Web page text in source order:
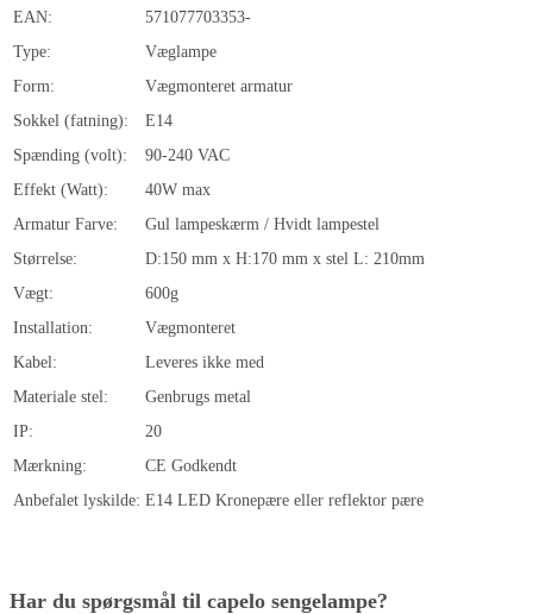
EAN:
571077703353-
Type:
Væglampe
Form:
Vægmonteret armatur
Sokkel (fatning):
E14
Spænding (volt):
90-240 VAC
Effekt (Watt):
40W max
Armatur Farve:
Gul lampeskærm / Hvidt lampestel
Størrelse:
D:150 mm x H:170 mm x stel L: 210mm
Vægt:
600g
Installation:
Vægmonteret
Kabel:
Leveres ikke med
Materiale stel:
Genbrugs metal
IP:
20
Mærkning:
CE Godkendt
Anbefalet lyskilde: E14 LED Kronepære eller reflektor pære
Har du spørgsmål til capelo sengelampe?